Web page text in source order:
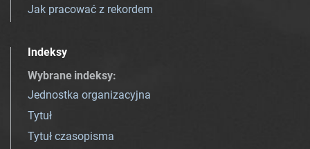
Jak pracować z rekordem
Indeksy
Wybrane indeksy:
Jednostka organizacyjna
Tytuł
Tytuł czasopisma